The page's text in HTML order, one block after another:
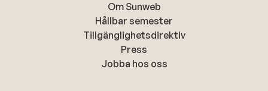
Om Sunweb
Hållbar semester
Tillgänglighetsdirektiv
Press
Jobba hos oss